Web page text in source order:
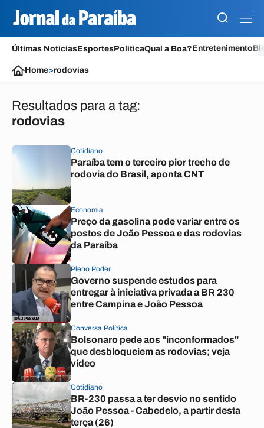
Últimas NotíciasEsportesPolíticaQual a Boa?Entretenimento
Home>rodovias
Resultados para a tag:
rodovias
Cotidiano
Paraíba tem o terceiro pior trecho de
rodovia do Brasil, aponta CNT
Economia
Preço da gasolina pode variar entre os
postos de João Pessoa e das rodovias
da Paraíba
Pleno Poder
Governo suspende estudos para
entregar à iniciativa privada a BR 230
entre Campina e João Pessoa
Conversa Política
Bolsonaro pede aos "inconformados"
que desbloqueiem as rodovias; veja
vídeo
Cotidiano
BR-230 passa a ter desvio no sentido
João Pessoa - Cabedelo, a partir desta
terça (26)